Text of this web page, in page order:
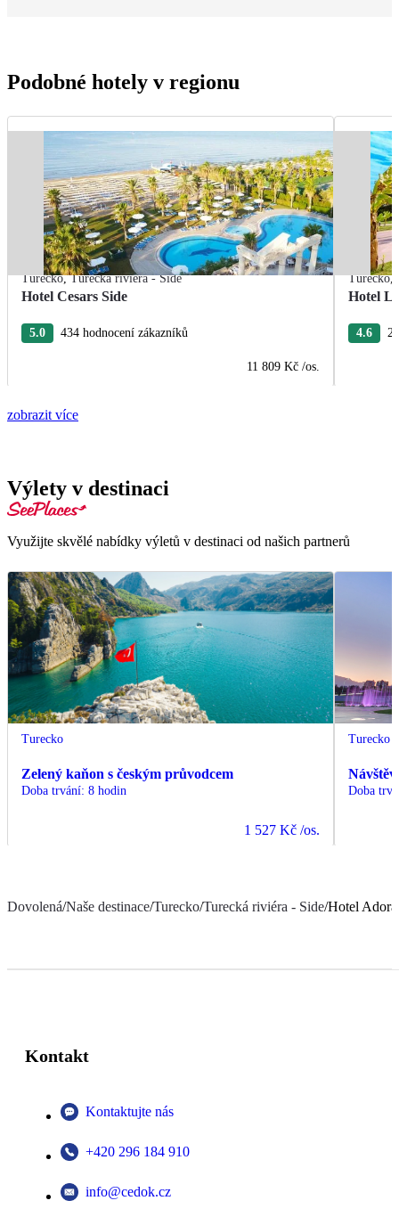
Podobné hotely v regionu
Turecko,Turecká riviéra - Side
Hotel Cesars Side
5.0 434 hodnocení zákazníků
11 809 Kč /os.
Turecko,
Hotel
4.6
zobrazit více
Výlety v destinaci
Využijte skvělé nabídky výletů v destinaci od našich partnerů
Turecko
Zelený kaňon s českým průvodcem
Doba trvání: 8 hodin
1 527 Kč /os.
Turecko
Doba
Dovolená/Naše destinace/Turecko/Turecká riviéra - Side/Hotel
Kontakt
Kontaktujte nás
+420 296 184 910
info@cedok.cz